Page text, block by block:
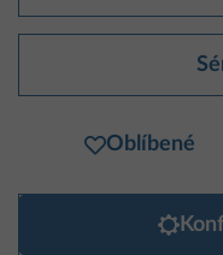
Oblíbené